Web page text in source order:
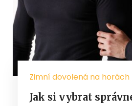
Zimní dovolená na horách
Jak si vybrat